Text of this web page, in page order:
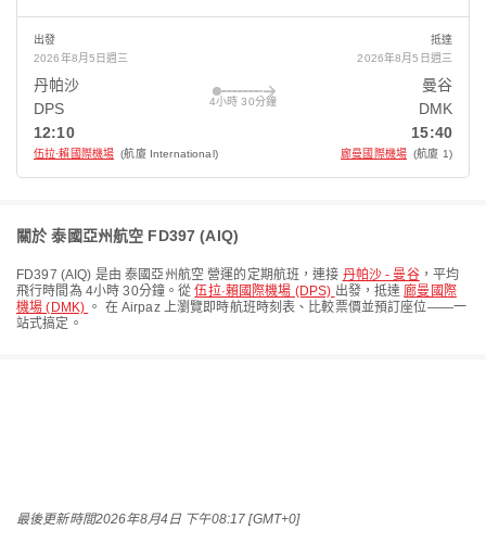
出發
2026年8月5日週三
丹帕沙
DPS
12:10
伍拉·賴國際機場 (航廈 International)
4小時 30分鐘
抵達
2026年8月5日週三
曼谷
DMK
15:40
廊曼國際機場 (航廈 1)
關於 泰國亞州航空 FD397 (AIQ)
FD397 (AIQ) 是由泰國亞州航空營運的定期航班，連接 丹帕沙 - 曼谷，平均
飛行時間為 4小時 30分鐘。從伍拉·賴國際機場 (DPS) 出發，抵達廊曼國際
機場 (DMK) 。 在 Airpaz 上瀏覽即時航班時刻表、比較票價並預訂座位——一
站式搞定。
最後更新時間2026年8月4日 下午08:17 [GMT+0]